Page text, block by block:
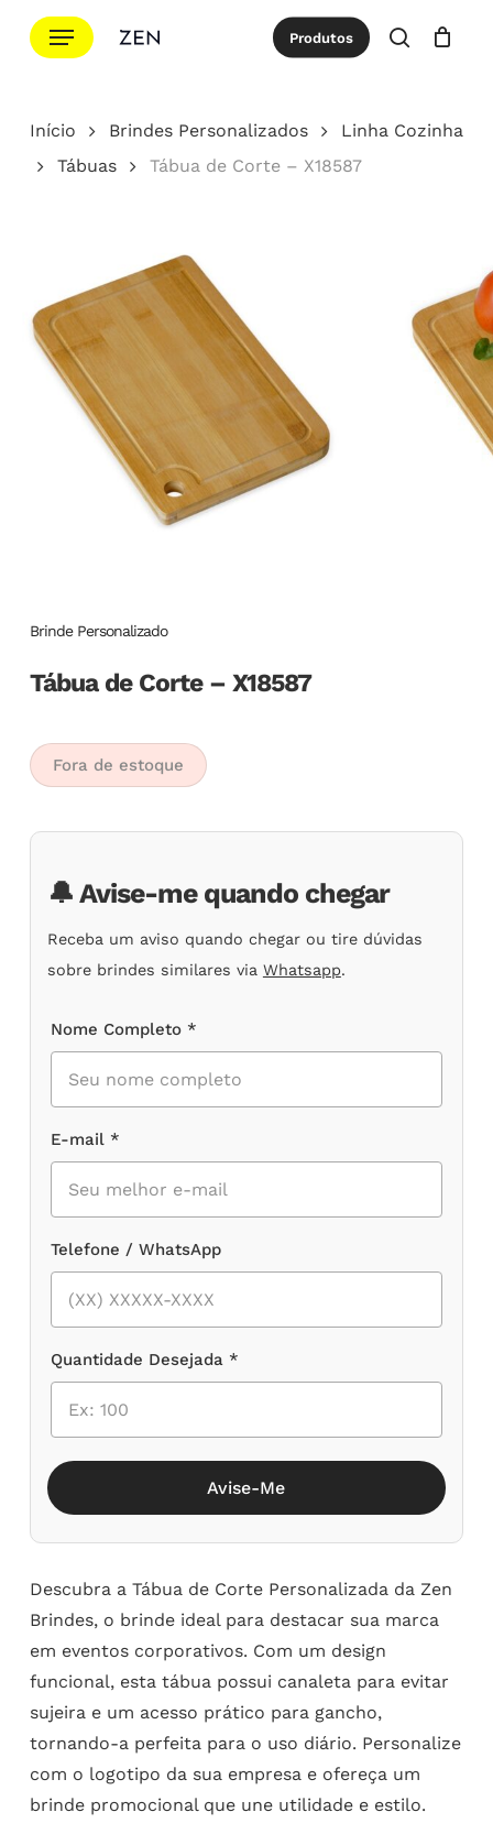
para
principal
Menu Produtos
procurar
Cotação Close
Início Brindes Personalizados
Linha Cozinha
Tábuas
Tábua de Corte – X18587
Brinde Personalizado
Tábua de Corte – X18587
Fora de estoque
🔔 Avise-me quando chegar
Receba um aviso quando chegar ou tire dúvidas
sobre brindes similares via Whatsapp.
Nome Completo *
E-mail *
Telefone / WhatsApp
Quantidade Desejada *
Avise-Me
Descubra a Tábua de Corte Personalizada da Zen
Brindes, o brinde ideal para destacar sua marca
em eventos corporativos. Com um design
funcional, esta tábua possui canaleta para evitar
sujeira e um acesso prático para gancho,
tornando-a perfeita para o uso diário. Personalize
com o logotipo da sua empresa e ofereça um
brinde promocional que une utilidade e estilo.